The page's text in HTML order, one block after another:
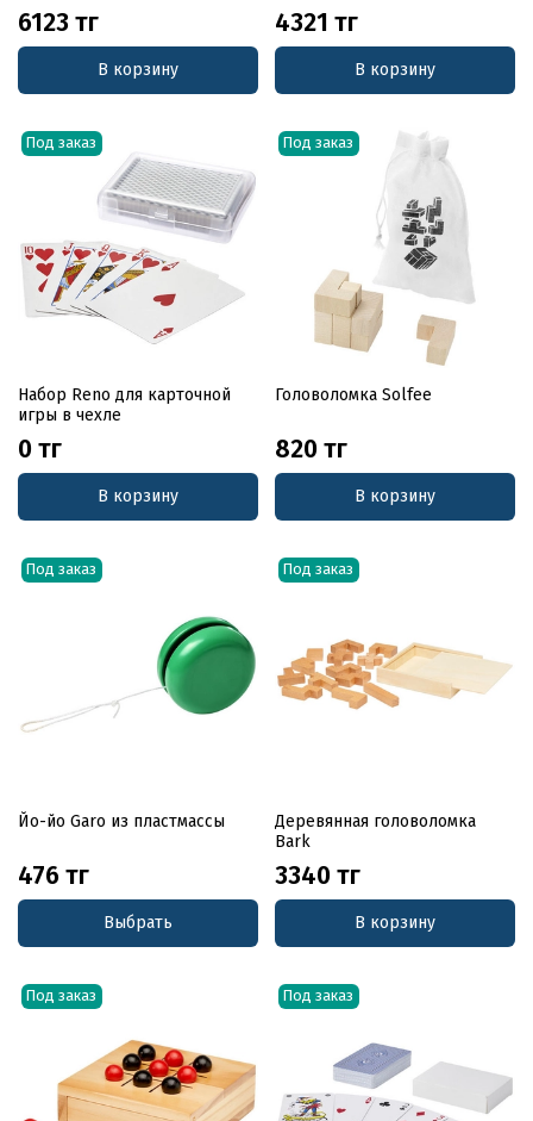
6123 тг
В корзину
4321 тг
В корзину
Под заказ
Набор Reno для карточной
игры в чехле
0 тг
В корзину
Под заказ
Головоломка Solfee
820 тг
В корзину
Под заказ
Йо-йо Garo из пластмассы
476 тг
Выбрать
Под заказ
Деревянная головоломка
Bark
3340 тг
В корзину
Под заказ Под заказ